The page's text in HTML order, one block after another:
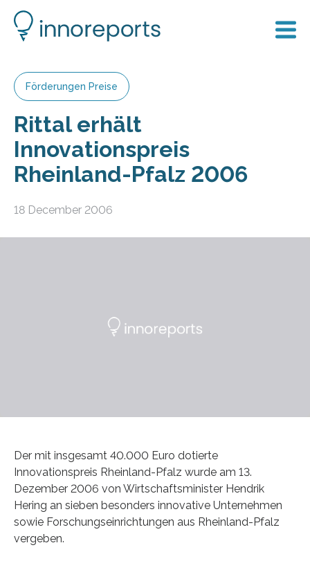
Förderungen Preise
Rittal erhält
Innovationspreis
Rheinland-Pfalz 2006
18 December 2006
Der mit insgesamt 40.000 Euro dotierte
Innovationspreis Rheinland-Pfalz wurde am 13.
Dezember 2006 von Wirtschaftsminister Hendrik
Hering an sieben besonders innovative Unternehmen
sowie Forschungseinrichtungen aus Rheinland-Pfalz
vergeben.